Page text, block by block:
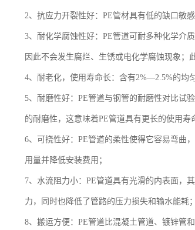
2、抗应力开裂性好：PE管材具有低的缺口敏
3、耐化学腐蚀性好：PE管道可耐多种化学介
因此不会发生腐烂、生锈或电化学腐蚀现象；
4、耐老化，使用寿命长：含有2%—2.5%的均
5、耐磨性好：PE管道与钢管的耐磨性对比试
的耐磨性，这意味着PE管道具有更长的使用寿
6、可挠性好：PE管道的柔性使得它容易弯曲
用量并降低安装费用；
7、水流阻力小：PE管道具有光滑的内表面，
力，同时也降低了管路的压力损失和输水能耗；
8、搬运方便：PE管道比混凝土管道、镀锌管